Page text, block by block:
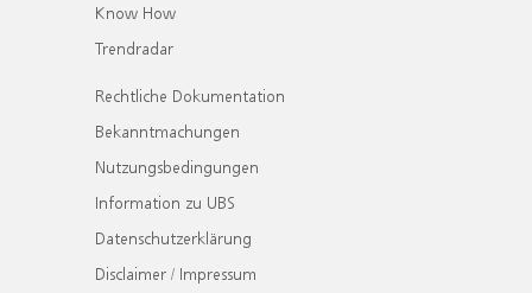
Know How
Trendradar
Rechtliche Dokumentation
Bekanntmachungen
Nutzungsbedingungen
Information zu UBS
Datenschutzerklärung
Disclaimer / Impressum